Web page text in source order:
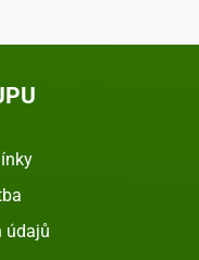
údajů